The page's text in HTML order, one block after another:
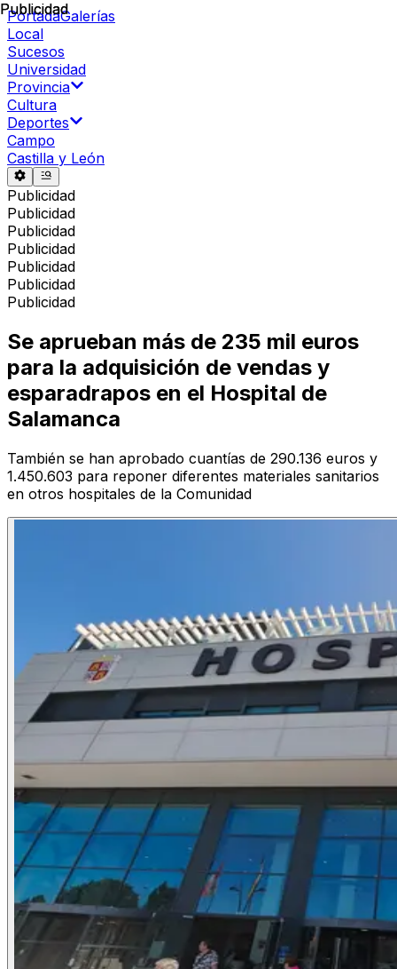
PortadaGalerías
Local
Sucesos
Universidad
Provincia
Cultura
Deportes
Campo
Castilla y León
Publicidad
Publicidad
Publicidad
Publicidad
Publicidad
Publicidad
Publicidad
Publicidad
Se aprueban más de 235 mil euros
para la adquisición de vendas y
esparadrapos en el Hospital de
Salamanca
También se han aprobado cuantías de 290.136 euros y
1.450.603 para reponer diferentes materiales sanitarios
en otros hospitales de la Comunidad
Publicidad